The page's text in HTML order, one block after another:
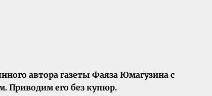
автора газеты Фаяза Юмагузина с
Приводим его без купюр.